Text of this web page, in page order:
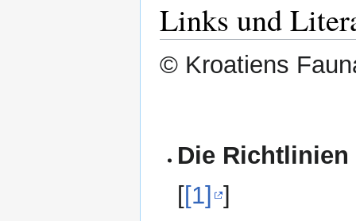
Links und
© Kroatiens
Die
[[1] ]